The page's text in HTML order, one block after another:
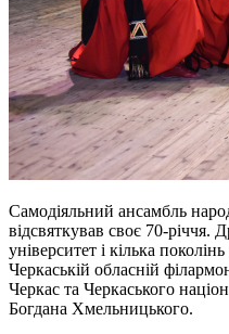
Самодіяльний ансамбль
відсвяткував своє 70-річчя.
університет і кілька
Черкаській обласній
Черкас та Черкаського
Богдана Хмельницького.